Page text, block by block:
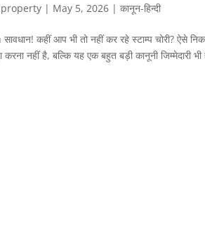
| May 5, 2026 |कानून-हिन्दी
कहीं आप भी तो नहीं कर रहे स्टाम्प चोरी? ऐसे
करना नहीं है, बल्कि यह एक बहुत बड़ी कानूनी जिम्मेदारी